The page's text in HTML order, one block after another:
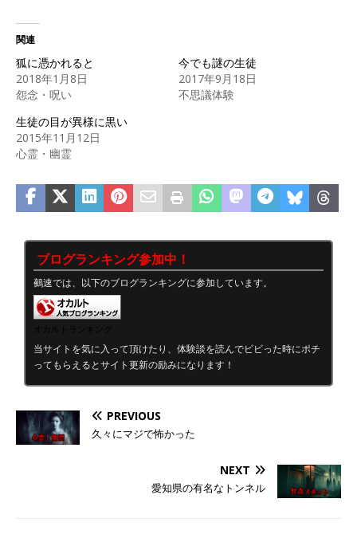
関連
狐に憑かれると
2018年1月8日
怨念・呪い
今でも謎の生徒
2017年9月18日
不思議体験
生徒の目が異様に黒い
2015年11月12日
心霊・幽霊
ブログランキング参加中！
鵺速では、以下のブログランキングに参加しています。
当サイトを気に入って頂けたり、体験談を読んでビビった時にポチ
ってもらえるとサイト更新の励みになります！
PREVIOUS
久々にマジで怖かった
NEXT
愛知県の有名なトンネル